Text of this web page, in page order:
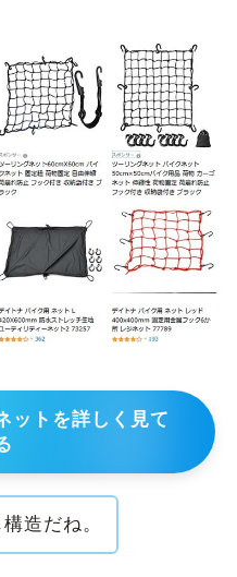
ットを詳しく見て
造だね。